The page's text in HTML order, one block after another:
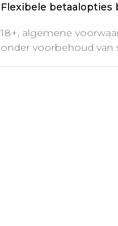
Flexibele betaalopties
18+, algemene
onder voorbehoud van